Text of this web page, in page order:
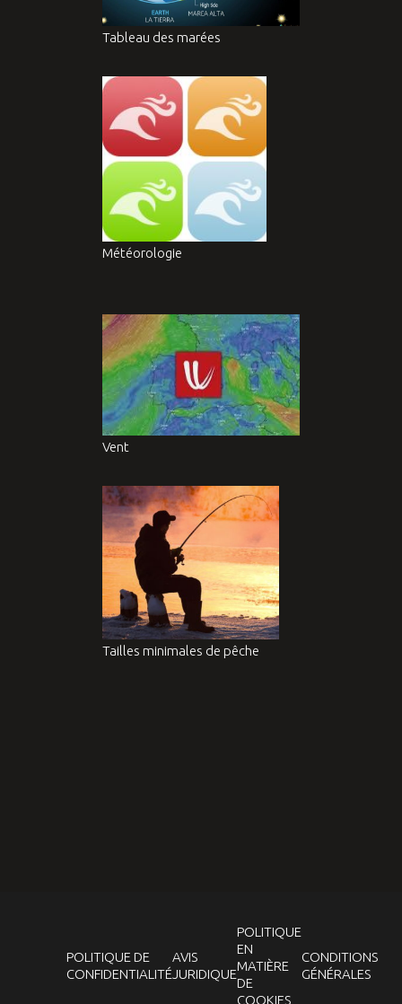
Tableau des marées
Météorologie
Vent
Tailles minimales de pêche
POLITIQUE DE
CONFIDENTIALITÉ
AVIS
JURIDIQUE
POLITIQUE
EN
MATIÈRE
DE
COOKIES
CONDITIONS
GÉNÉRALES